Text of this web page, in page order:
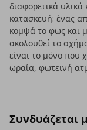
διαφορετικά
κατασκευή: ένας
κομψά το φως και
ακολουθεί το
είναι το μόνο που
ωραία, φωτεινή
Συνδυάζεται